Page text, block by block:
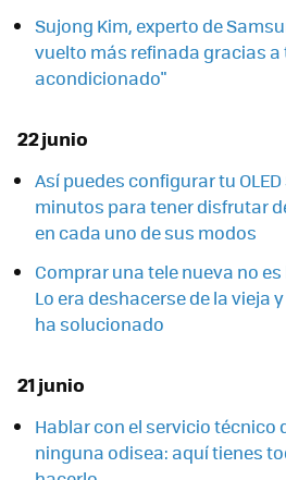
Sujong Kim, experto de
vuelto más refinada gracias a
acondicionado"
22 junio
Así puedes configurar tu
minutos para tener disfrutar
en cada uno de sus modos
Comprar una tele nueva no
Lo era deshacerse de la vieja
ha solucionado
21 junio
Hablar con el servicio técnico
ninguna odisea: aquí tienes